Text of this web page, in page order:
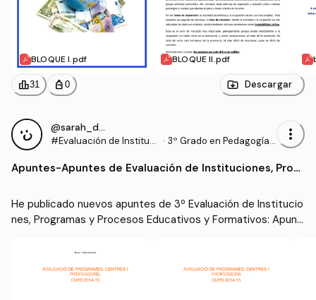
BLOQUE I.pdf BLOQUE II.pdf
leaderboard31 personal_bag 0 Descargar
@sarah_dauber
#Evaluación de Instituci
sos Educativos y Formati
· 3º Grado en Pedagogía
more_vert
Apuntes-Apuntes de Evaluación de Instituciones, Progr
He publicado nuevos apuntes de 3º Evaluación de Institucio
nes, Programas y Procesos Educativos y Formativos: Apunt
ucativos y Formativos